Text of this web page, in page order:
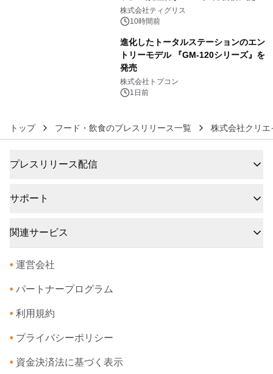
生 バカルディ ジャパンと連携した
没入型バー「BAR Arca」
株式会社ティグリス
10時間前
進化したトータルステーションのエン
トリーモデル 『GM-120シリーズ』を
発売
株式会社トプコン
1日前
トップ フード・飲食のプレスリリース一覧 株式会社クリ
プレスリリース配信
サポート
関連サービス
• 運営会社
• パートナープログラム
• 利用規約
• プライバシーポリシー
• 資金決済法に基づく表示